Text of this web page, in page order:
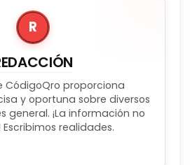
R
CódigoQro proporciona
y oportuna sobre diversos
general. ¡La información no
realidades.